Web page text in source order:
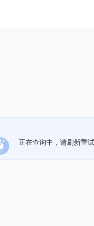
正在查询中，请刷新重试